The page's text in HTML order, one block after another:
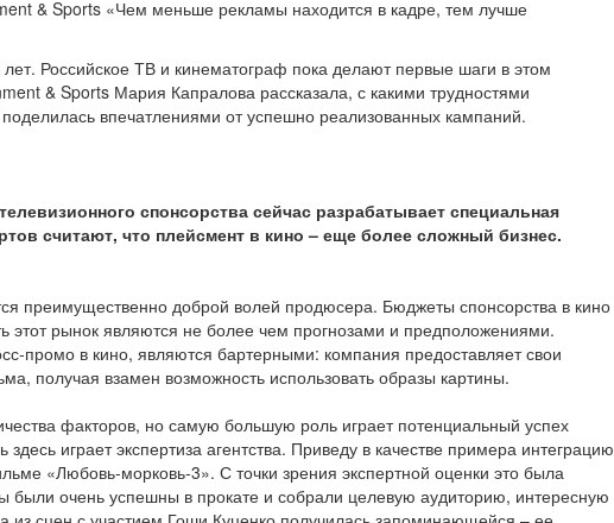
Российское ТВ и кинематограф пока делают первые шаги в этом
& Sports Мария Капралова рассказала, с какими трудностями
поделилась впечатлениями от успешно реализованных кампаний.
спонсорства сейчас разрабатывает специальная
считают, что плейсмент в кино – еще более сложный бизнес.
преимущественно доброй волей продюсера. Бюджеты спонсорства в кино
этот рынок являются не более чем прогнозами и предположениями.
промо в кино, являются бартерными: компания предоставляет свои
получая взамен возможность использовать образы картины.
факторов, но самую большую роль играет потенциальный успех
играет экспертиза агентства. Приведу в качестве примера интеграцию
«Любовь-морковь-3». С точки зрения экспертной оценки это была
были очень успешны в прокате и собрали целевую аудиторию, интересную